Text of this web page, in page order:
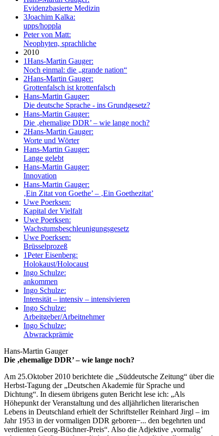
Evidenzbasierte Medizin
3Joachim Kalka:
upps/hoppla
Peter von Matt:
Neophyten, sprachliche
2010
1Hans-Martin Gauger:
Noch einmal: die „grande nation“
2Hans-Martin Gauger:
Grottenfalsch ist krottenfalsch
Hans-Martin Gauger:
Die deutsche Sprache - ins Grundgesetz?
Hans-Martin Gauger:
Die ‚ehemalige DDR’ – wie lange noch?
2Hans-Martin Gauger:
Worte und Wörter
Hans-Martin Gauger:
Lange gelebt
Hans-Martin Gauger:
Innovation
Hans-Martin Gauger:
‚Ein Zitat von Goethe’ – ‚Ein Goethezitat’
Uwe Poerksen:
Kapital der Vielfalt
Uwe Poerksen:
Wachstumsbeschleunigungsgesetz
Uwe Poerksen:
Brüsselprozeß
1Peter Eisenberg:
Holokaust/Holocaust
Ingo Schulze:
ankommen
Ingo Schulze:
Intensität – intensiv – intensivieren
Ingo Schulze:
Arbeitgeber/Arbeitnehmer
Ingo Schulze:
Abwrackprämie
Hans-Martin Gauger
Die ‚ehemalige DDR’ – wie lange noch?
Am 25.Oktober 2010 berichtete die „Süddeutsche Zeitung“ über die
Herbst-Tagung der „Deutschen Akademie für Sprache und
Dichtung“. In diesem übrigens guten Bericht lese ich: „Als
Höhepunkt der Veranstaltung und des alljährlichen literarischen
Lebens in Deutschland erhielt der Schriftsteller Reinhard Jirgl – im
Jahr 1953 in der vormaligen DDR geboren ̶ ... den begehrten und
verdienten Georg-Büchner-Preis“. Also die Adjektive ‚vormalig’